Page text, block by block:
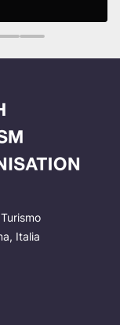
più
7 8
Italia